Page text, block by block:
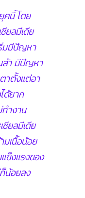
คนี้ โดย
ยลมีเดีย
มมีปัญหา
ล้า มีปัญหา
าตั้งแต่อา
ด้ยาก
ทำงาน
ชียลมีเดีย
มเนื้อน้อย
ข็งแรงของ
น้อยลง